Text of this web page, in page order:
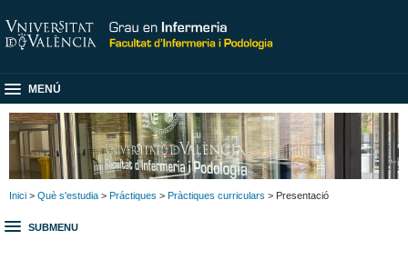
MENÚ
Inici > Què s'estudia > Práctiques > Pràctiques curriculars > Presentació
SUBMENU